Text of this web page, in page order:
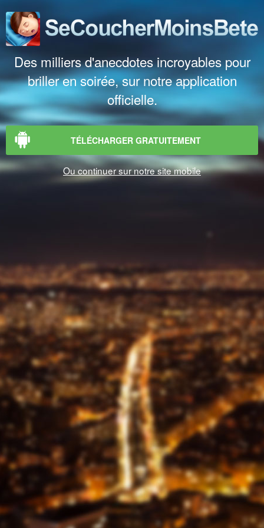
Des milliers d'anecdotes incroyables pour
briller en soirée, sur notre application
officielle.
TÉLÉCHARGER GRATUITEMENT
Ou continuer sur notre site mobile